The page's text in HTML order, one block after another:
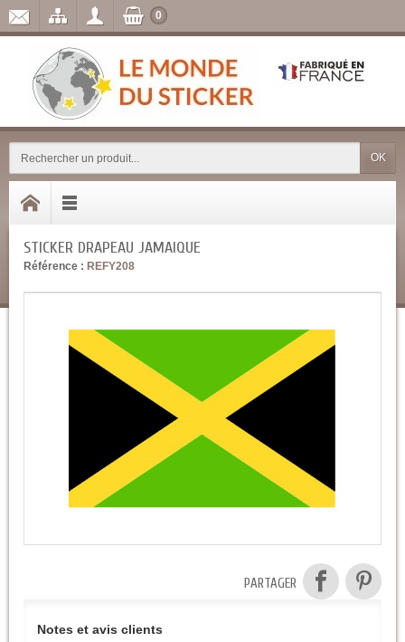
OK
0
STICKER DRAPEAU JAMAIQUE
Référence : REFY208
PARTAGER
Notes et avis clients